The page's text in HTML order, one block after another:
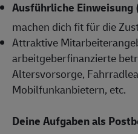
Ausführliche Einweisung
machen dich fit für die
Attraktive
arbeitgeberfinanzierte
Altersvorsorge,
Mobilfunkanbietern, etc.
Deine Aufgaben als